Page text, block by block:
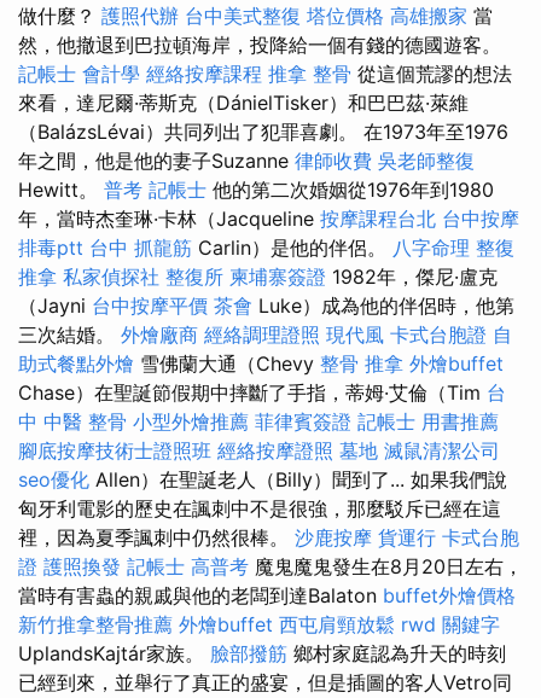
做什麼？ 護照代辦 台中美式整復 塔位價格 高雄搬家 當
然，他撤退到巴拉頓海岸，投降給一個有錢的德國遊客。
記帳士 會計學 經絡按摩課程 推拿 整骨 從這個荒謬的想法
來看，達尼爾·蒂斯克（DánielTisker）和巴巴茲·萊維
（BalázsLévai）共同列出了犯罪喜劇。 在1973年至1976
年之間，他是他的妻子Suzanne 律師收費 吳老師整復
Hewitt。 普考 記帳士 他的第二次婚姻從1976年到1980
年，當時杰奎琳·卡林（Jacqueline 按摩課程台北 台中按摩
排毒ptt 台中 抓龍筋 Carlin）是他的伴侶。 八字命理 整復
推拿 私家偵探社 整復所 柬埔寨簽證 1982年，傑尼·盧克
（Jayni 台中按摩平價 茶會 Luke）成為他的伴侶時，他第
三次結婚。 外燴廠商 經絡調理證照 現代風 卡式台胞證 自
助式餐點外燴 雪佛蘭大通（Chevy 整骨 推拿 外燴buffet
Chase）在聖誕節假期中摔斷了手指，蒂姆·艾倫（Tim 台
中 中醫 整骨 小型外燴推薦 菲律賓簽證 記帳士 用書推薦
腳底按摩技術士證照班 經絡按摩證照 墓地 滅鼠清潔公司
seo優化 Allen）在聖誕老人（Billy）聞到了... 如果我們說
匈牙利電影的歷史在諷刺中不是很強，那麼駁斥已經在這
裡，因為夏季諷刺中仍然很棒。 沙鹿按摩 貨運行 卡式台胞
證 護照換發 記帳士 高普考 魔鬼魔鬼發生在8月20日左右，
當時有害蟲的親戚與他的老闆到達Balaton buffet外燴價格
新竹推拿整骨推薦 外燴buffet 西屯肩頸放鬆 rwd 關鍵字
UplandsKajtár家族。 臉部撥筋 鄉村家庭認為升天的時刻
已經到來，並舉行了真正的盛宴，但是插圖的客人Vetro同